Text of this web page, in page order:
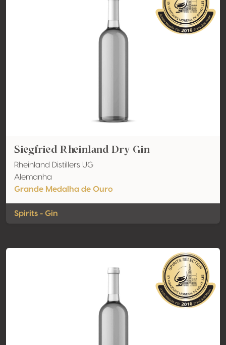
Siegfried Rheinland Dry Gin
Rheinland Distillers UG
Alemanha
Grande Medalha de Ouro
Spirits - Gin